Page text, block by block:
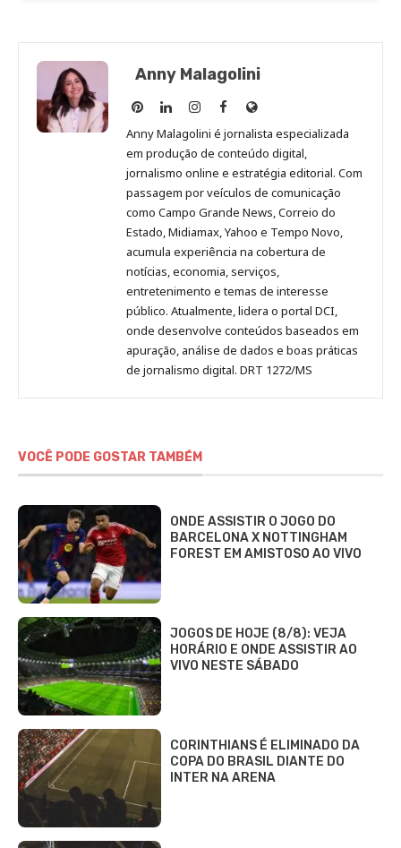
Anny Malagolini
Anny
Malagolini
no
Pinterest
Anny
Malagolini
no
LinkedIn
Anny
Malagolini
no
Instagram
Anny
Malagolini
no
Facebook
Site
de
Anny
Malagolini
Anny Malagolini é jornalista especializada
em produção de conteúdo digital,
jornalismo online e estratégia editorial. Com
passagem por veículos de comunicação
como Campo Grande News, Correio do
Estado, Midiamax, Yahoo e Tempo Novo,
acumula experiência na cobertura de
notícias, economia, serviços,
entretenimento e temas de interesse
público. Atualmente, lidera o portal DCI,
onde desenvolve conteúdos baseados em
apuração, análise de dados e boas práticas
de jornalismo digital. DRT 1272/MS
VOCÊ PODE GOSTAR TAMBÉM
ONDE ASSISTIR O JOGO DO
BARCELONA X NOTTINGHAM
FOREST EM AMISTOSO AO VIVO
JOGOS DE HOJE (8/8): VEJA
HORÁRIO E ONDE ASSISTIR AO
VIVO NESTE SÁBADO
CORINTHIANS É ELIMINADO DA
COPA DO BRASIL DIANTE DO
INTER NA ARENA